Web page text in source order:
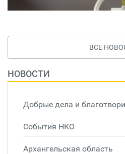
ВСЕ
НОВОСТИ
Добрые дела и
События НКО
Архангельская область